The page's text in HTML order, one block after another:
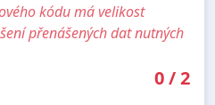
kódu má velikost
přenášených dat nutných
0/2